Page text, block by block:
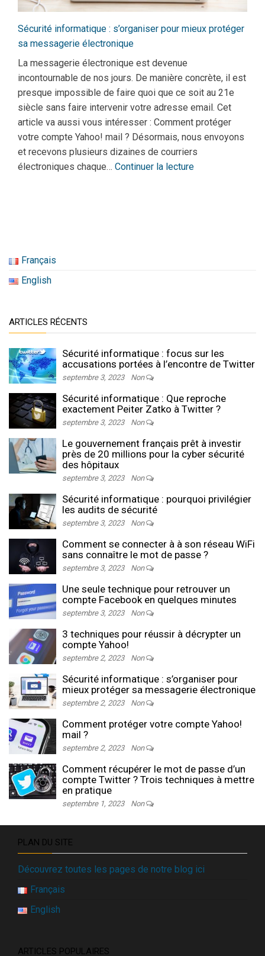
Sécurité informatique : s’organiser pour mieux protéger
sa messagerie électronique
La messagerie électronique est devenue
incontournable de nos jours. De manière concrète, il est
presque impossible de faire quoi que ce soit au 21e
siècle sans faire intervenir votre adresse email. Cet
article va aussi vous intéresser : Comment protéger
votre compte Yahoo! mail ? Désormais, nous envoyons
et recevons plusieurs dizaines de courriers
électroniques chaque… Continuer la lecture
Français
English
ARTICLES RÉCENTS
Sécurité informatique : focus sur les
accusations portées à l’encontre de Twitter
septembre 3, 2023 Non
Sécurité informatique : Que reproche
exactement Peiter Zatko à Twitter ?
septembre 3, 2023 Non
Le gouvernement français prêt à investir
près de 20 millions pour la cyber sécurité
des hôpitaux
septembre 3, 2023 Non
Sécurité informatique : pourquoi privilégier
les audits de sécurité
septembre 3, 2023 Non
Comment se connecter à à son réseau WiFi
sans connaître le mot de passe ?
septembre 3, 2023 Non
Une seule technique pour retrouver un
compte Facebook en quelques minutes
septembre 3, 2023 Non
3 techniques pour réussir à décrypter un
compte Yahoo!
septembre 2, 2023 Non
Sécurité informatique : s’organiser pour
mieux protéger sa messagerie électronique
septembre 2, 2023 Non
Comment protéger votre compte Yahoo!
mail ?
septembre 2, 2023 Non
Comment récupérer le mot de passe d’un
compte Twitter ? Trois techniques à mettre
en pratique
septembre 1, 2023 Non
PLAN DU SITE
Découvrez toutes les pages de notre blog ici
Français
English
ARTICLES POPULAIRES